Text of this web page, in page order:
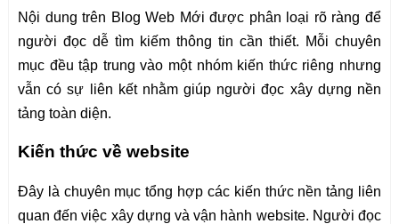
Nội dung trên Blog Web Mới được phân loại rõ ràng để
người đọc dễ tìm kiếm thông tin cần thiết. Mỗi chuyên
mục đều tập trung vào một nhóm kiến thức riêng nhưng
vẫn có sự liên kết nhằm giúp người đọc xây dựng nền
tảng toàn diện.
Kiến thức về website
Đây là chuyên mục tổng hợp các kiến thức nền tảng liên
quan đến việc xây dựng và vận hành website. Người đọc